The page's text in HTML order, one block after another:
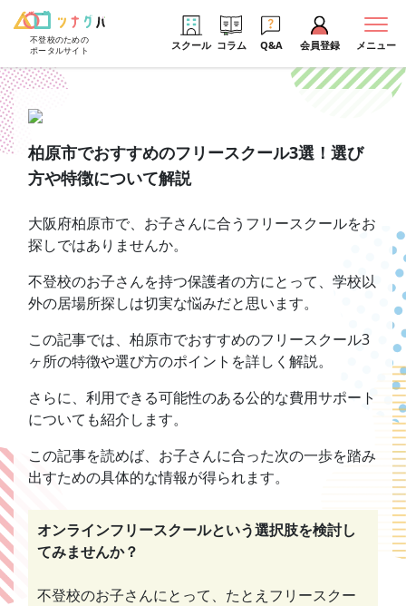
不登校のための
ポータルサイト
スクール コラム Q&A 会員登録 メニュー
柏原市でおすすめのフリースクール3選！選び
方や特徴について解説
大阪府柏原市で、お子さんに合うフリースクールをお
探しではありませんか。
不登校のお子さんを持つ保護者の方にとって、学校以
外の居場所探しは切実な悩みだと思います。
この記事では、柏原市でおすすめのフリースクール3
ヶ所の特徴や選び方のポイントを詳しく解説。
さらに、利用できる可能性のある公的な費用サポート
についても紹介します。
この記事を読めば、お子さんに合った次の一歩を踏み
出すための具体的な情報が得られます。
オンラインフリースクールという選択肢を検討し
てみませんか？
不登校のお子さんにとって、たとえフリースクー